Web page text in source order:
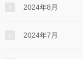
2024年8月
2024年7月